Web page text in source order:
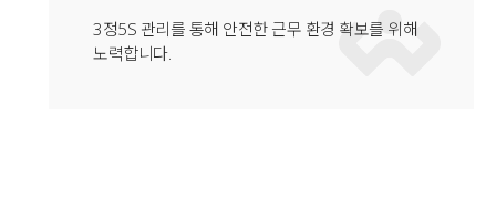
3정5S 관리를 통해 안전한 근무 환경 확보를 위해
노력합니다.